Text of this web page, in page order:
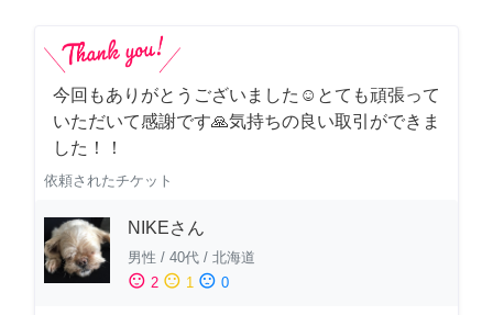
今回もありがとうございました☺️とても頑張って
いただいて感謝です🙏気持ちの良い取引ができま
した！！
依頼されたチケット
NIKEさん
男性 / 40代 / 北海道
sentiment_satisfied 2 sentiment_neutral 1 sentiment_dissatisfied 0